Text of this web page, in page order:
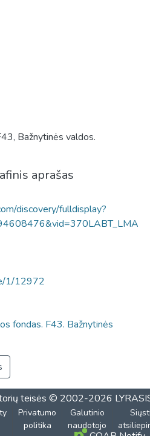
Bažnytinės valdos.
aprašas
discovery/fulldisplay?
1/12972
fondas. F43. Bažnytinės
teisės © 2002-2026
Privatumo
politika
Galutinio
naudotojo